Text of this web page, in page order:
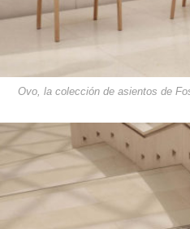
Ovo, la colección de asientos de